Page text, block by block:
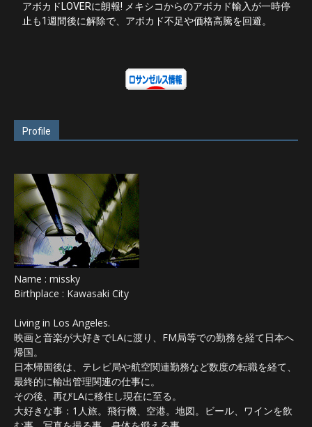
アボカドLOVERに朗報! メキシコからのアボカド輸入が一時停
止も1週間後に解除で、アボカド不足や価格高騰を回避。
Profile
Name : missky
Birthplace : Kawasaki City
Living in Los Angeles.
映画と音楽が大好きでLAに渡り、FM局等での勤務を経て日本へ
帰国。
日本帰国後は、テレビ局や航空関連勤務など数度の転職を経て、
最終的に輸出管理関連の仕事に。
その後、再びLAに移住し現在に至る。
大好きな事：1人旅。飛行機、空港。地図。ビール、ワインを飲